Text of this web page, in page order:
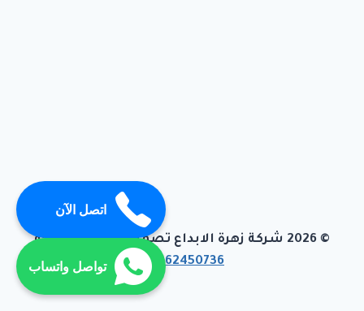
© 2026 شركة زهرة الابداع تصميم وبرمجة تيفاجو
01062450736
اتصل الآن
تواصل واتساب